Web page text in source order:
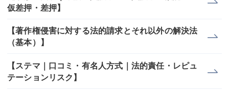
仮差押・差押】
【著作権侵害に対する法的請求とそれ以外の解決法
（基本）】
【ステマ｜口コミ・有名人方式｜法的責任・レピュ
テーションリスク】